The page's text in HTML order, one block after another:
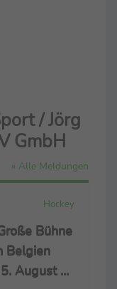
/ Jörg
GmbH
» Alle Meldungen
Hockey
Bühne
Belgien
August –